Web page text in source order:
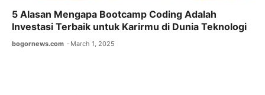
5 Alasan Mengapa Bootcamp Coding Adalah
Investasi Terbaik untuk Karirmu di Dunia Teknologi
bogornews.com March 1, 2025